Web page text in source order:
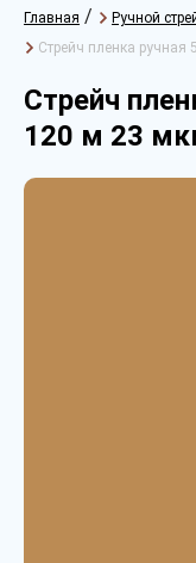
Главная / Ручной
Стрейч пленка
Стрейч
120 м 23